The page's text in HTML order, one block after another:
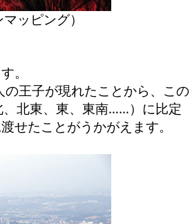
ッピング）
。
王子が現れたことから、この
北東、東、東南……）に比定
せたことがうかがえます。